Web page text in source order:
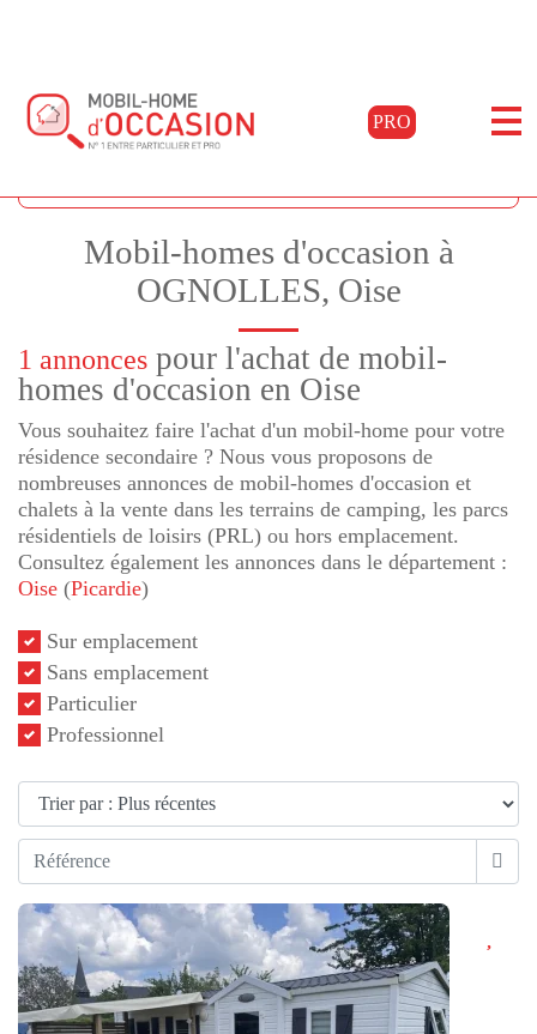
PRO
Accueil Acheter Picardie Ognolles
Mobil-homes d'occasion à
OGNOLLES, Oise
1 annonces pour l'achat de mobil-
homes d'occasion en Oise
Vous souhaitez faire l'achat d'un mobil-home pour votre
résidence secondaire ? Nous vous proposons de
nombreuses annonces de mobil-homes d'occasion et
chalets à la vente dans les terrains de camping, les parcs
résidentiels de loisirs (PRL) ou hors emplacement.
Consultez également les annonces dans le département :
Oise (Picardie)
Sur emplacement
Sans emplacement
Particulier
Professionnel